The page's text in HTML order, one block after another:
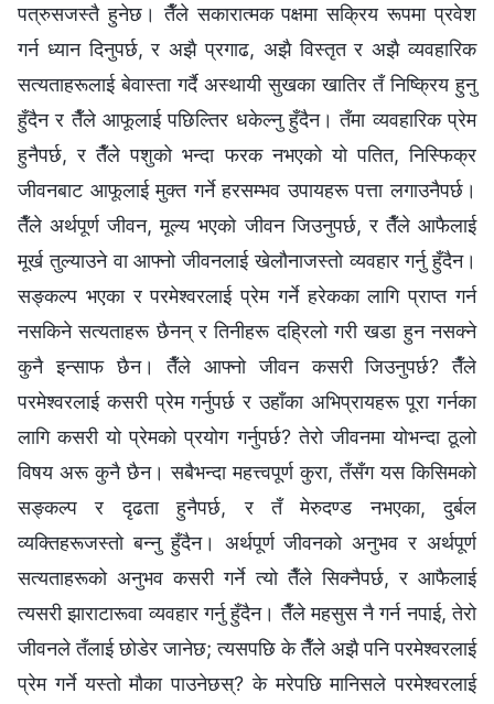
पत्रुसजस्तै हुनेछ। तैँले सकारात्मक पक्षमा सक्रिय रूपमा प्रवेश
गर्न ध्यान दिनुपर्छ, र अझै प्रगाढ, अझै विस्तृत र अझै व्यवहारिक
सत्यताहरूलाई बेवास्ता गर्दै अस्थायी सुखका खातिर तँ निष्क्रिय हुनु
हुँदैन र तैँले आफूलाई पछिल्तिर धकेल्नु हुँदैन। तँमा व्यवहारिक प्रेम
हुनैपर्छ, र तैँले पशुको भन्दा फरक नभएको यो पतित, निस्फिक्र
जीवनबाट आफूलाई मुक्त गर्ने हरसम्भव उपायहरू पत्ता लगाउनैपर्छ।
तैँले अर्थपूर्ण जीवन, मूल्य भएको जीवन जिउनुपर्छ, र तैँले आफैलाई
मूर्ख तुल्याउने वा आफ्‍नो जीवनलाई खेलौनाजस्तो व्यवहार गर्नु हुँदैन।
सङ्कल्प भएका र परमेश्‍वरलाई प्रेम गर्ने हरेकका लागि प्राप्त गर्न
नसकिने सत्यताहरू छैनन्‌ र तिनीहरू दह्रिलो गरी खडा हुन नसक्‍ने
कुनै इन्साफ छैन। तैँले आफ्‍नो जीवन कसरी जिउनुपर्छ? तैँले
परमेश्‍वरलाई कसरी प्रेम गर्नुपर्छ र उहाँका अभिप्रायहरू पूरा गर्नका
लागि कसरी यो प्रेमको प्रयोग गर्नुपर्छ? तेरो जीवनमा योभन्दा ठूलो
विषय अरू कुनै छैन। सबैभन्दा महत्त्वपूर्ण कुरा, तँसँग यस किसिमको
सङ्कल्प र दृढता हुनैपर्छ, र तँ मेरुदण्ड नभएका, दुर्बल
व्यक्तिहरूजस्तो बन्‍नु हुँदैन। अर्थपूर्ण जीवनको अनुभव र अर्थपूर्ण
सत्यताहरूको अनुभव कसरी गर्ने त्यो तैँले सिक्‍नैपर्छ, र आफैलाई
त्यसरी झाराटारूवा व्यवहार गर्नु हुँदैन। तैँले महसुस नै गर्न नपाई, तेरो
जीवनले तँलाई छोडेर जानेछ; त्यसपछि के तैँले अझै पनि परमेश्‍वरलाई
प्रेम गर्ने यस्तो मौका पाउनेछस्? के मरेपछि मानिसले परमेश्‍वरलाई